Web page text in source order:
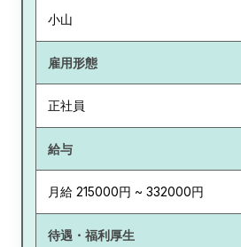
小山
雇用形態
正社員
給与
月給 215000円 ~ 332000円
待遇・福利厚生